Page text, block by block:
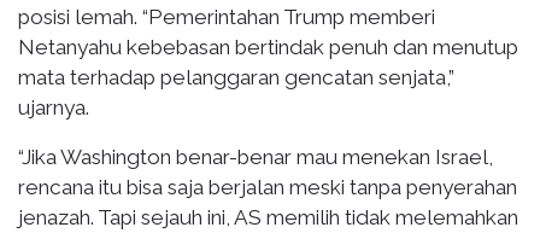
posisi lemah. “Pemerintahan Trump memberi
Netanyahu kebebasan bertindak penuh dan menutup
mata terhadap pelanggaran gencatan senjata,”
ujarnya.
“Jika Washington benar-benar mau menekan Israel,
rencana itu bisa saja berjalan meski tanpa penyerahan
jenazah. Tapi sejauh ini, AS memilih tidak melemahkan